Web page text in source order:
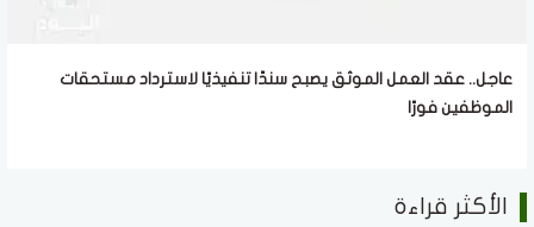
عاجل.. عقد العمل الموثق يصبح سندًا تنفيذيًا لاسترداد مستحقات
الموظفين فورًا
الأكثر قراءة